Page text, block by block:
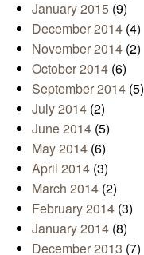
January 2015 (9)
December 2014 (4)
November 2014 (2)
October 2014 (6)
September 2014 (5)
July 2014 (2)
June 2014 (5)
May 2014 (6)
April 2014 (3)
March 2014 (2)
February 2014 (3)
January 2014 (8)
December 2013 (7)